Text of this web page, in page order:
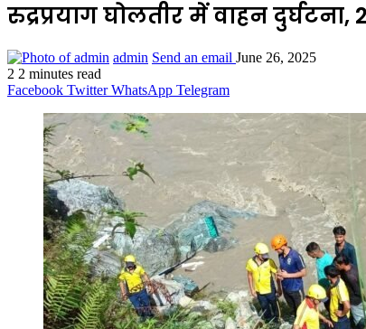
रुद्रप्रयाग घोलतीर में वाहन दुर्घटना,
admin Send an email June 26, 2025
2 2 minutes read
Facebook Twitter WhatsApp Telegram